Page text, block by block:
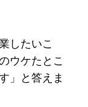
したいこ
ウケたとこ
」と答えま